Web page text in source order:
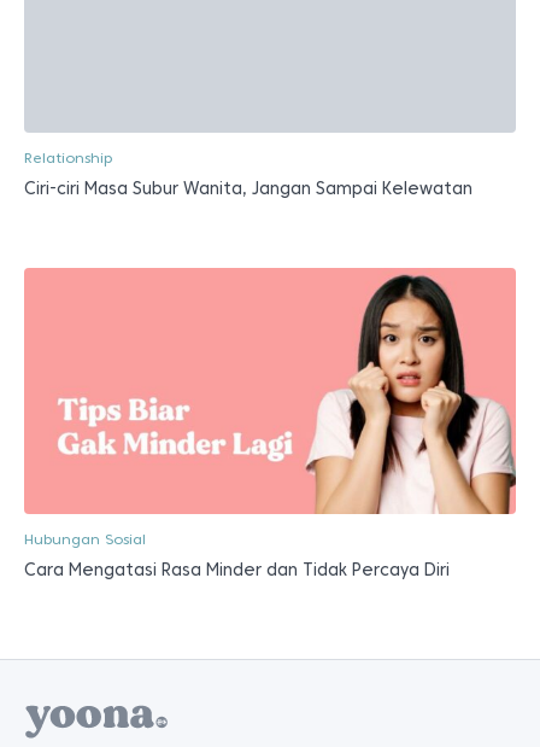
Relationship
Ciri-ciri Masa Subur Wanita, Jangan Sampai Kelewatan
Hubungan Sosial
Cara Mengatasi Rasa Minder dan Tidak Percaya Diri